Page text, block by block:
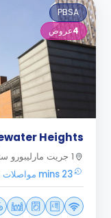
PBSA
4عروض
Heights
1 جريت مارليبورو ستريت , مانشستر
23 mins مواصلات عامه University Academy 92